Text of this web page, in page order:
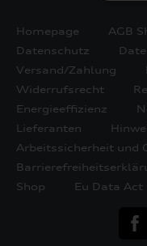
Homepage AGB
Datenschutz
Versand/Zahlung
Widerrufsrecht
Energieeffizienz
Lieferanten
Arbeitssicherheit und
Shop
Eu Data Act
teilen